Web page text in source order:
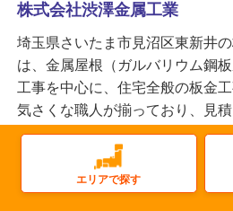
屋根
雨樋 太陽光
株式会社渋澤金属工業
埼玉県さいたま市見沼区東新井
は、金属屋根（ガルバリウム鋼
工事を中心に、住宅全般の板金
気さくな職人が揃っており、見
場でも、あらゆる相談がしやす
エリアで探す